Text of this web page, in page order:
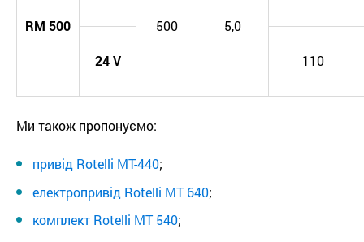
RM 500 500 5,0
24V 110
Ми також пропонуємо:
привід Rotelli МТ-440;
електропривід Rotelli MT 640;
комплект Rotelli MT 540;